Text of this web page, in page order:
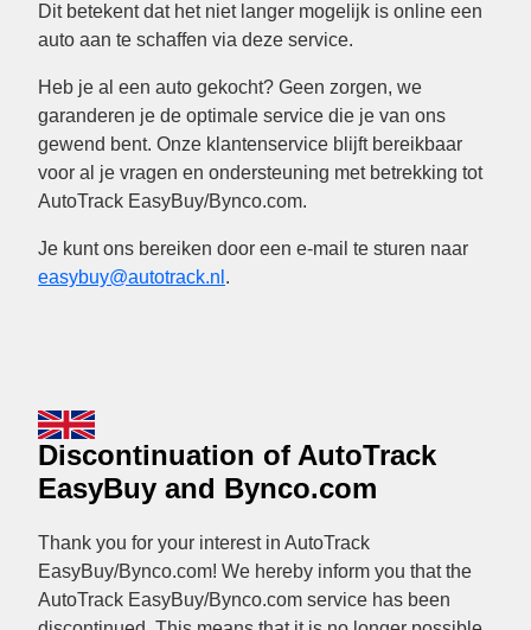
Dit betekent dat het niet langer mogelijk is online een
auto aan te schaffen via deze service.
Heb je al een auto gekocht? Geen zorgen, we
garanderen je de optimale service die je van ons
gewend bent. Onze klantenservice blijft bereikbaar
voor al je vragen en ondersteuning met betrekking tot
AutoTrack EasyBuy/Bynco.com.
Je kunt ons bereiken door een e-mail te sturen naar
easybuy@autotrack.nl .
Discontinuation of AutoTrack
EasyBuy and Bynco.com
Thank you for your interest in AutoTrack
EasyBuy/Bynco.com! We hereby inform you that the
AutoTrack EasyBuy/Bynco.com service has been